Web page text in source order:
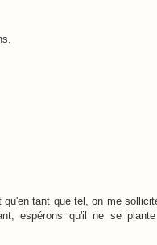
tant que tel, on me
espérons qu'il ne se